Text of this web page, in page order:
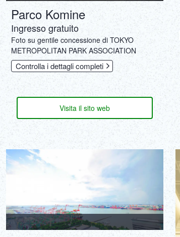
Parco Komine
Ingresso gratuito
‎Foto su gentile concessione di TOKYO
METROPOLITAN PARK ASSOCIATION
Controlla i dettagli completi
Visita il sito web